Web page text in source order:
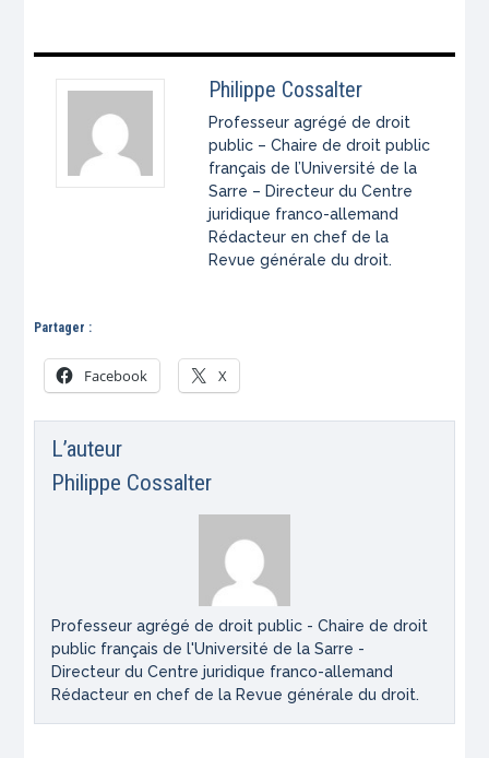
Philippe Cossalter
Professeur agrégé de droit
public – Chaire de droit public
français de l’Université de la
Sarre – Directeur du Centre
juridique franco-allemand
Rédacteur en chef de la
Revue générale du droit.
Partager :
Facebook X
L’auteur
Philippe Cossalter
Professeur agrégé de droit public - Chaire de droit
public français de l'Université de la Sarre -
Directeur du Centre juridique franco-allemand
Rédacteur en chef de la Revue générale du droit.